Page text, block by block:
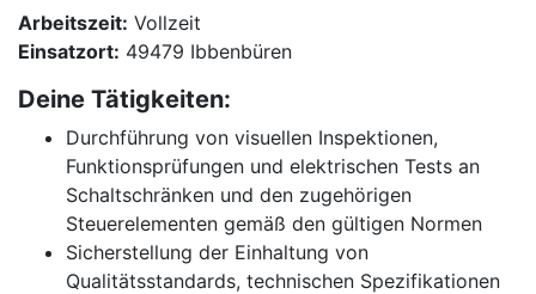
Arbeitszeit: Vollzeit
Einsatzort: 49479 Ibbenbüren
Deine Tätigkeiten:
Durchführung von visuellen Inspektionen,
Funktionsprüfungen und elektrischen Tests an
Schaltschränken und den zugehörigen
Steuerelementen gemäß den gültigen Normen
Sicherstellung der Einhaltung von
Qualitätsstandards, technischen Spezifikationen